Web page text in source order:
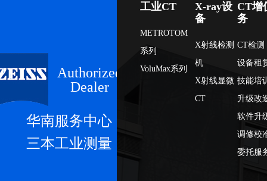
Authorized
Dealer
华南服务中心
三本工业测量
工业CT
METROTOM
系列
VoluMax系列
X-ray设
备
X射线检测
机
X射线显微
CT
CT增
务
CT检测
设备租
技能培
升级改
软件升
调修校
委托服